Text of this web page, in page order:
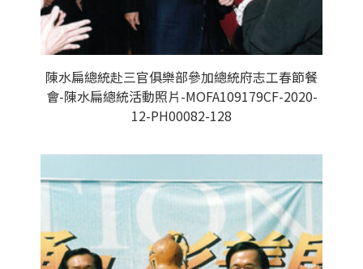
陳水扁總統赴三官俱樂部參加總統府志工春節餐
會-陳水扁總統活動照片-MOFA109179CF-2020-
12-PH00082-128